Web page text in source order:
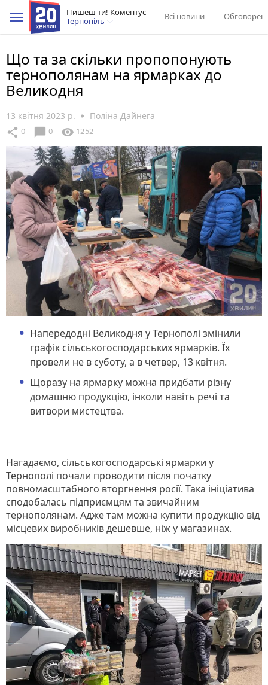
Пишеш ти! Коментує
Тернопіль
Всі новини
Що та за скільки пропопонують
тернополянам на ярмарках до
Великодня
13 квітня 2023 р. Поліна Дайнега
share 0 chat_bubble 0 visibility 1252
Напередодні Великодня у Тернополі змінили
графік сільськогосподарських ярмарків. Їх
провели не в суботу, а в четвер, 13 квітня.
Щоразу на ярмарку можна придбати різну
домашню продукцію, інколи навіть речі та
витвори мистецтва.
Нагадаємо, сільськогосподарські ярмарки у
Тернополі почали проводити після початку
повномасштабного вторгнення росії. Така ініціатива
сподобалась підприємцям та звичайним
тернополянам. Адже там можна купити продукцію від
місцевих виробників дешевше, ніж у магазинах.